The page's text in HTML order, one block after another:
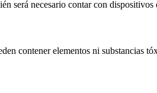
será necesario contar con
contener elementos ni substancias